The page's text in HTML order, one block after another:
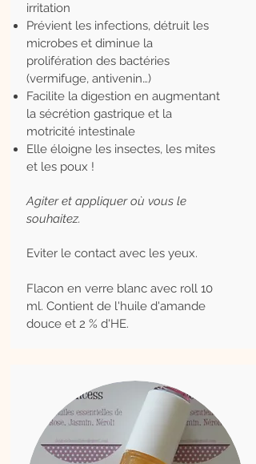
irritation
Prévient les infections, détruit les
microbes et diminue la
prolifération des bactéries
(vermifuge, antivenin…)
Facilite la digestion en augmentant
la sécrétion gastrique et la
motricité intestinale
Elle éloigne les insectes, les mites
et les poux !
Agiter et appliquer où vous le
souhaitez.
Eviter le contact avec les yeux.
Flacon en verre blanc avec roll 10
ml. Contient de l'huile d'amande
douce et 2 % d'HE.